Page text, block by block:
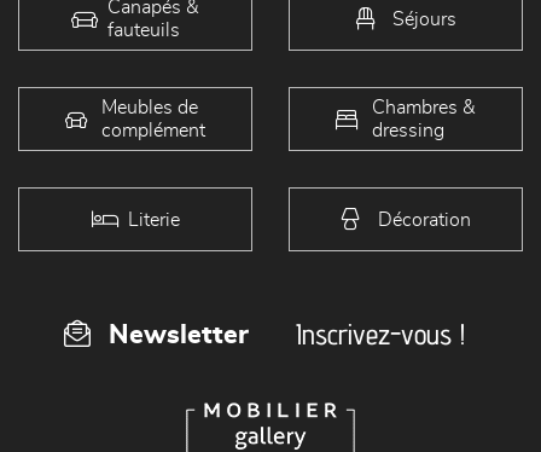
Canapés &
fauteuils
Séjours
Meubles de
complément
Chambres &
dressing
Literie Décoration
Newsletter Inscrivez-vous !